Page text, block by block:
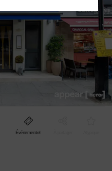
Événementiel